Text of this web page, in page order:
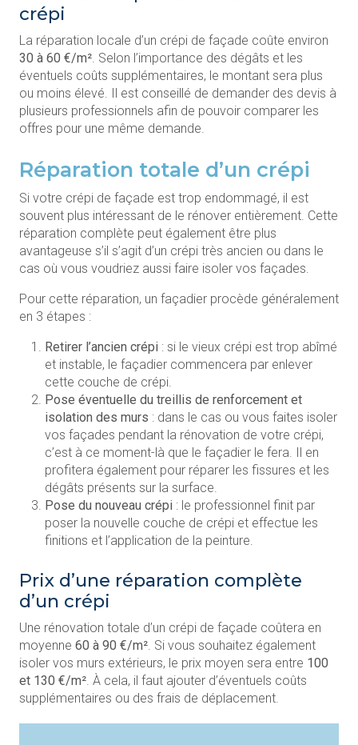
crépi
La réparation locale d’un crépi de façade coûte environ
30 à 60 €/m². Selon l’importance des dégâts et les
éventuels coûts supplémentaires, le montant sera plus
ou moins élevé. Il est conseillé de demander des devis à
plusieurs professionnels afin de pouvoir comparer les
offres pour une même demande.
Réparation totale d’un crépi
Si votre crépi de façade est trop endommagé, il est
souvent plus intéressant de le rénover entièrement. Cette
réparation complète peut également être plus
avantageuse s’il s’agit d’un crépi très ancien ou dans le
cas où vous voudriez aussi faire isoler vos façades.
Pour cette réparation, un façadier procède généralement
en 3 étapes :
Retirer l’ancien crépi : si le vieux crépi est trop abîmé
et instable, le façadier commencera par enlever
cette couche de crépi.
Pose éventuelle du treillis de renforcement et
isolation des murs : dans le cas ou vous faites isoler
vos façades pendant la rénovation de votre crépi,
c’est à ce moment-là que le façadier le fera. Il en
profitera également pour réparer les fissures et les
dégâts présents sur la surface.
Pose du nouveau crépi : le professionnel finit par
poser la nouvelle couche de crépi et effectue les
finitions et l’application de la peinture.
Prix d’une réparation complète
d’un crépi
Une rénovation totale d’un crépi de façade coûtera en
moyenne 60 à 90 €/m². Si vous souhaitez également
isoler vos murs extérieurs, le prix moyen sera entre 100
et 130 €/m². À cela, il faut ajouter d’éventuels coûts
supplémentaires ou des frais de déplacement.